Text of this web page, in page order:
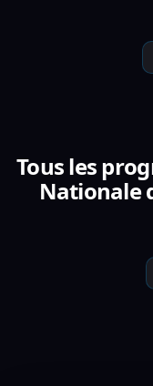
Tous les
Nationale